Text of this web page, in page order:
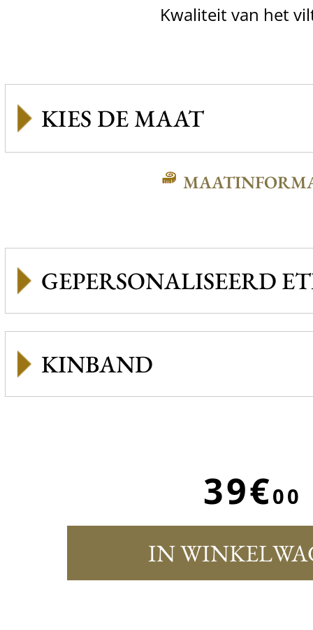
Kwaliteit van het
GEPERSONALISEERD
KINBAND
39€00
IN